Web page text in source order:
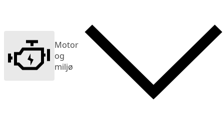
Motor
og
miljø